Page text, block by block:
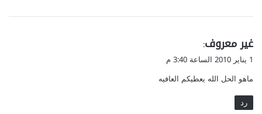
ي
ق
ل
غير معروف:
1 يناير 2010 الساعة 3:40 م
ماهو الحل الله يعطيكم العافيه
رد